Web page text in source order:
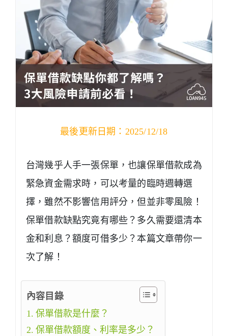
最後更新日期：2025/12/18
台灣幾乎人手一張保單，也讓保單借款成為
緊急資金需求時，可以考量的臨時週轉選
擇，雖然不影響信用評分，但並非零風險！
保單借款缺點究竟有哪些？多久需要還清本
金和利息？額度可借多少？本篇文章帶你一
次了解！
內容目錄
保單借款是什麼？
保單借款額度、利率是多少？